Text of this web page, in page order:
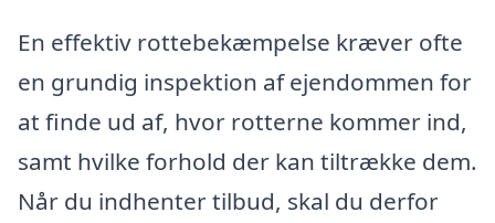
En effektiv rottebekæmpelse kræver ofte
en grundig inspektion af ejendommen for
at finde ud af, hvor rotterne kommer ind,
samt hvilke forhold der kan tiltrække dem.
Når du indhenter tilbud, skal du derfor